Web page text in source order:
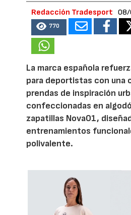
Redacción Tradesport
770
La marca española
para deportistas con una
prendas de inspiración
confeccionadas en
zapatillas Nova01,
entrenamientos
polivalente.